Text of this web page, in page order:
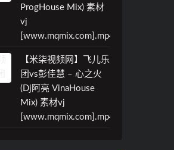
ProgHouse Mix) 素材
vj
[www.mqmix.com].mp4
【米柒视频网】飞儿乐
团vs彭佳慧 – 心之火
(Dj阿亮 VinaHouse
Mix) 素材vj
[www.mqmix.com].mp4